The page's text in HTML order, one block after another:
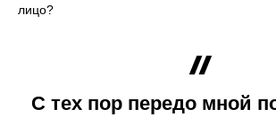
лицо?
С тех пор передо мной